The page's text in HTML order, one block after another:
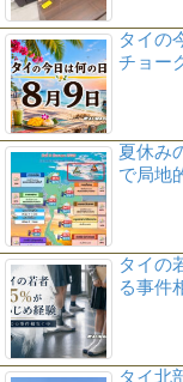
タイの
チョー
夏休み
で局地
タイの
る事件
タイ北